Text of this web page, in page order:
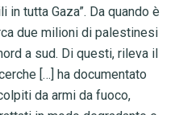
tutta Gaza”. Da quando è
due milioni di palestinesi
a sud. Di questi, rileva il
[…] ha documentato
da armi da fuoco,